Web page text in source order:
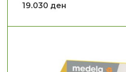
19.030 ден